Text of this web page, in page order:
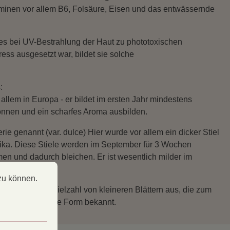
vor allem B6, Folsäure, Eisen und das entwässernde
bei UV-Bestrahlung der Haut zu phototoxischen
ausgesetzt war, bildet sie solche
in Europa - er bildet im ersten Jahr mindestens
und ein scharfes Aroma ausbilden.
genannt (var. dulce) Hier wurde vor allem ein dicker Stiel
Diese Stiele werden im September für 3 Wochen
und dadurch bleichen. Er ist wesentlich milder im
bildet eine Vielzahl von kleineren Blättern aus, die zum
eine krause Form bekannt.
Mehr Informationen ...
können.